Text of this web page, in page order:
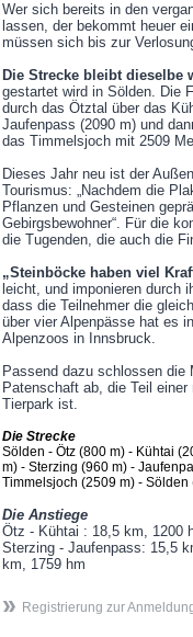
Wer sich bereits in den
lassen, der bekommt heuer
müssen sich bis zur
Die Strecke bleibt dieselbe
gestartet wird in Sölden. Die
durch das Ötztal über das
Jaufenpass (2090 m) und
das Timmelsjoch mit 2509
Dieses Jahr neu ist der
Tourismus: „Nachdem die
Pflanzen und Gesteinen
Gebirgsbewohner“. Für die
die Tugenden, die auch die
„Steinböcke haben viel
leicht, und imponieren durch
dass die Teilnehmer die
über vier Alpenpässe hat es
Alpenzoos in Innsbruck.
Passend dazu schlossen die
Patenschaft ab, die Teil
Tierpark ist.
Die Strecke
Sölden - Ötz (800 m) - Kühtai
m) - Sterzing (960 m) -
Timmelsjoch (2509 m) - Sölden
Die Anstiege
Ötz - Kühtai : 18,5 km, 1200
Sterzing - Jaufenpass: 15,5
km, 1759 hm
Registrierung zur